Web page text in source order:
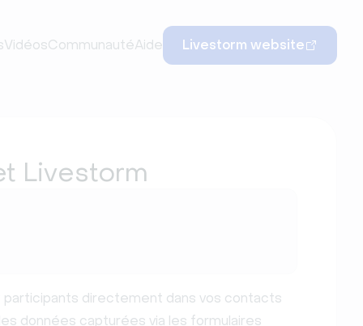
VidéosCommunautéAide Livestorm website
Livestorm
directement dans vos contacts
données capturées via les formulaires